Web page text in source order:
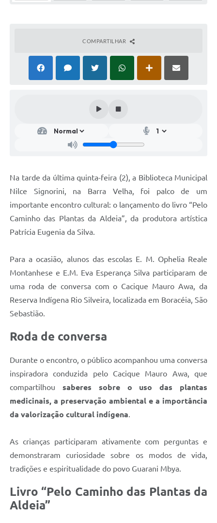
COMPARTILHAR
Na tarde da última quinta-feira (2), a Biblioteca Municipal
Nilce Signorini, na Barra Velha, foi palco de um
importante encontro cultural: o lançamento do livro “Pelo
Caminho das Plantas da Aldeia”, da produtora artística
Patrícia Eugenia da Silva.
Para a ocasião, alunos das escolas E. M. Ophelia Reale
Montanhese e E.M. Eva Esperança Silva participaram de
uma roda de conversa com o Cacique Mauro Awa, da
Reserva Indígena Rio Silveira, localizada em Boracéia, São
Sebastião.
Roda de conversa
Durante o encontro, o público acompanhou uma conversa
inspiradora conduzida pelo Cacique Mauro Awa, que
compartilhou saberes sobre o uso das plantas
medicinais, a preservação ambiental e a importância
da valorização cultural indígena.
As crianças participaram ativamente com perguntas e
demonstraram curiosidade sobre os modos de vida,
tradições e espiritualidade do povo Guarani Mbya.
Livro “Pelo Caminho das Plantas da
Aldeia”